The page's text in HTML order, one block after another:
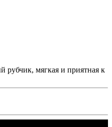
рубчик, мягкая и приятная к